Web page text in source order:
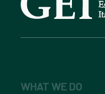
WHAT WE DO